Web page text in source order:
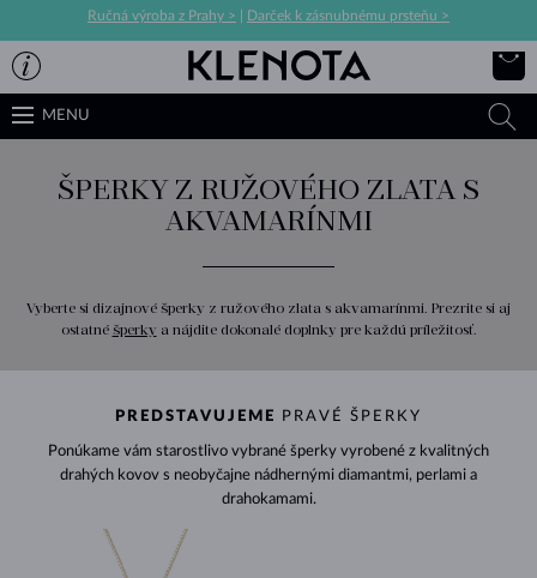
Ručná výroba z Prahy > Darček k zásnubnému prsteňu >
MENU
ŠPERKY Z RUŽOVÉHO ZLATA S
AKVAMARÍNMI
Vyberte si dizajnové šperky z ružového zlata s akvamarínmi. Prezrite si aj
ostatné šperky a nájdite dokonalé doplnky pre každú príležitosť.
PREDSTAVUJEME PRAVÉ ŠPERKY
Ponúkame vám starostlivo vybrané šperky vyrobené z kvalitných
drahých kovov s neobyčajne nádhernými diamantmi, perlami a
drahokamami.